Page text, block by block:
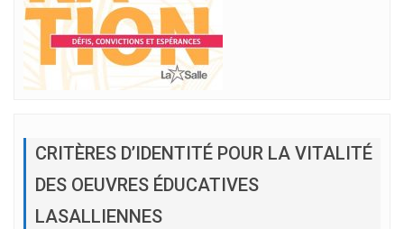
CRITÈRES D’IDENTITÉ POUR LA VITALITÉ
DES OEUVRES ÉDUCATIVES
LASALLIENNES